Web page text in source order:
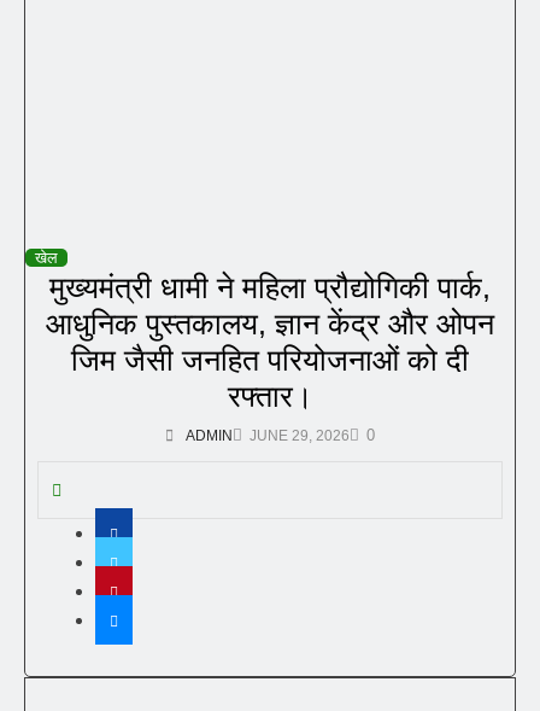
खेल
मुख्यमंत्री धामी ने महिला प्रौद्योगिकी पार्क,
आधुनिक पुस्तकालय, ज्ञान केंद्र और ओपन
जिम जैसी जनहित परियोजनाओं को दी
रफ्तार।
ADMIN JUNE 29, 2026 0